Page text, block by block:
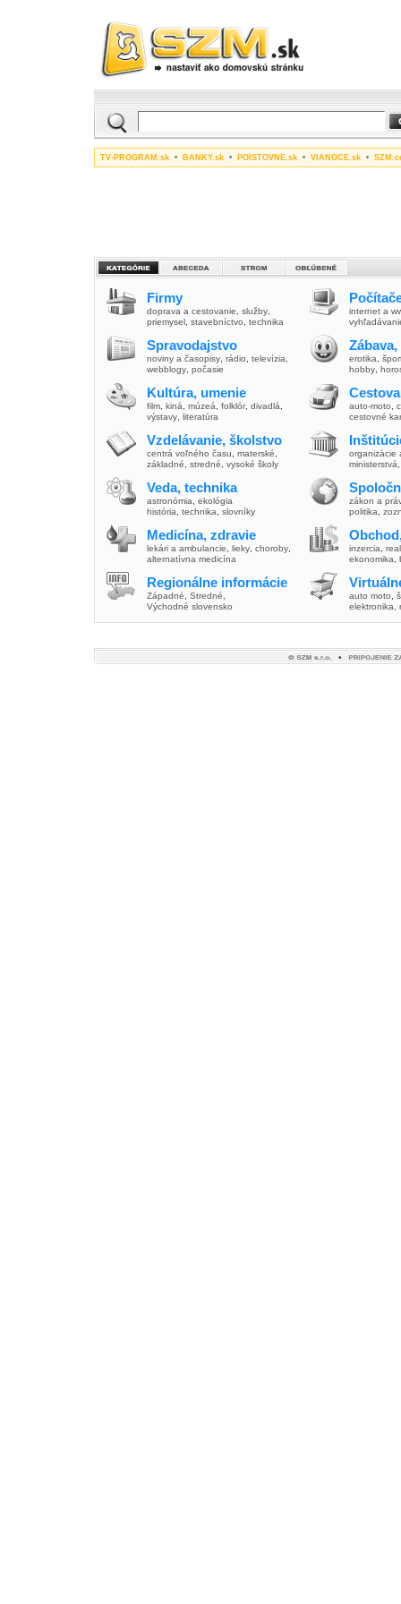
TV-PROGRAM.sk • BANKY.sk • POISTOVNE.sk • VIANOCE.sk •
Firmy
doprava a cestovanie služby
priemysel stavebníctvo technika
Spravodajstvo
noviny a časopisy rádio televízia
webblogy počasie
Kultúra, umenie
film kiná múzeá folklór, divadlá
výstavy literatúra
Vzdelávanie, školstvo
centrá voľného času materské
základné
stredné vysoké školy
Veda, technika
astronómia
ekológia
história
technika slovníky
Medicína, zdravie
lekári a ambulancie lieky choroby
alternatívna medicína
Regionálne informácie
Západné Stredné
Východné slovensko
internet a
erotika
hobby
auto-moto
cestovné
organizácie
ministerstvá
zákon a
politika
inzercia
ekonomika
auto moto
elektronika,